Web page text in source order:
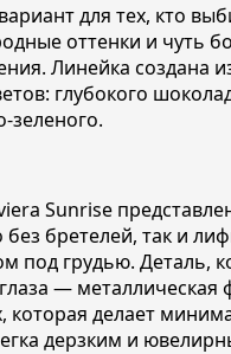
для тех, кто
оттенки и чуть
Линейка создана
глубокого
зеленого.
Sunrise
бретелей, так и
под грудью. Деталь,
— металлическая
которая делает
дерзким и